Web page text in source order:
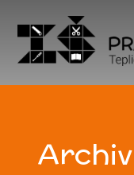
Archiv